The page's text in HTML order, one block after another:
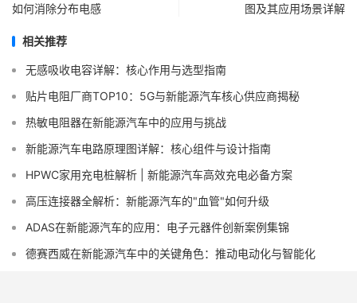
如何消除分布电感
图及其应用场景详解
相关推荐
无感吸收电容详解：核心作用与选型指南
贴片电阻厂商TOP10：5G与新能源汽车核心供应商揭秘
热敏电阻器在新能源汽车中的应用与挑战
新能源汽车电路原理图详解：核心组件与设计指南
HPWC家用充电桩解析 | 新能源汽车高效充电必备方案
高压连接器全解析：新能源汽车的"血管"如何升级
ADAS在新能源汽车的应用：电子元器件创新案例集锦
德赛西威在新能源汽车中的关键角色：推动电动化与智能化